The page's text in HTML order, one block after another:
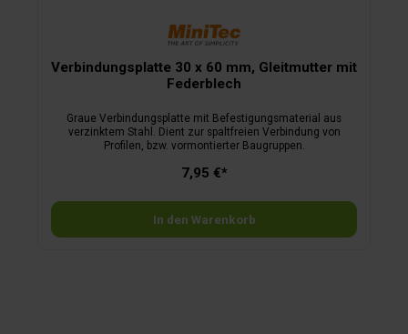
Verbindungsplatte 30 x 60 mm, Gleitmutter mit
Federblech
Graue Verbindungsplatte mit Befestigungsmaterial aus
verzinktem Stahl. Dient zur spaltfreien Verbindung von
Profilen, bzw. vormontierter Baugruppen.
7,95 €*
In den Warenkorb